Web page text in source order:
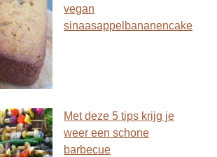
vegan
sinaasappelbananencake
Met deze 5 tips krijg je
weer een schone
barbecue